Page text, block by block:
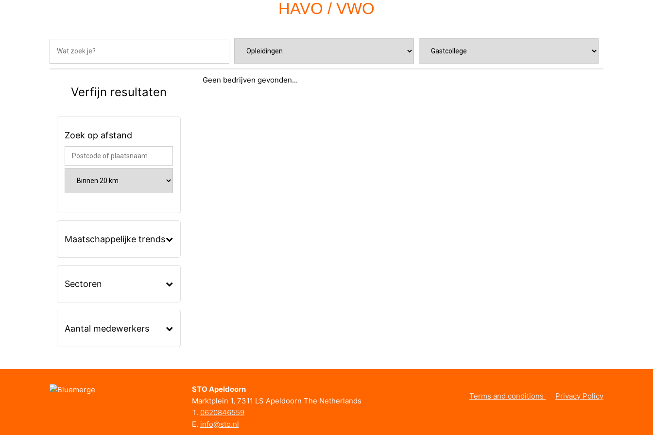
HAVO / VWO
Verfijn resultaten
Zoek op afstand
Maatschappelijke trends
Sectoren
Aantal medewerkers
Geen bedrijven gevonden...
STO Apeldoorn
Marktplein 1, 7311 LS Apeldoorn The Netherlands
T. 0620846559
E. info@sto.nl
Terms and conditions Privacy Policy